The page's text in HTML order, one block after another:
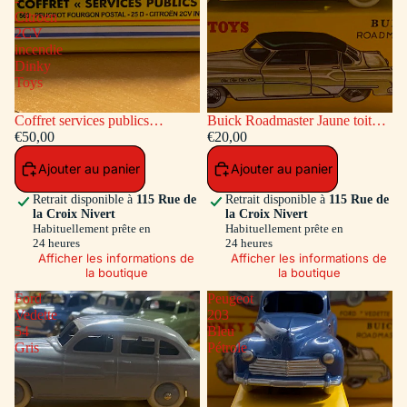
Citroen
2CV
incendie
Dinky
Toys
Coffret services publics
voitures: Peugeot Fourgon
Postal - Citroen 2CV incendie
Dinky Toys
€50,00
Ajouter au panier
Retrait disponible à 115 Rue de
la Croix Nivert
Habituellement prête en
24 heures
Afficher les informations de
la boutique
Buick Roadmaster Jaune toit
Vert
€20,00
Ajouter au panier
Retrait disponible à 115 Rue de
la Croix Nivert
Habituellement prête en
24 heures
Afficher les informations de
la boutique
Ford
Vedette
54
Gris
Peugeot
203
Bleu
Pétrole